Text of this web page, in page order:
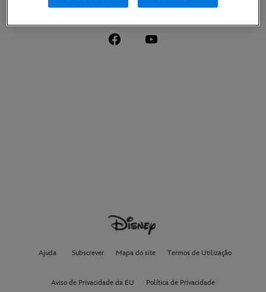
Ajuda Subscrever Mapa do site Termos de Utilização
Aviso de Privacidade da EU Política de Privacidade